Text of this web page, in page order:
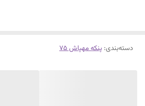
دسته‌بندی: پنکه مهپاش ۷۵